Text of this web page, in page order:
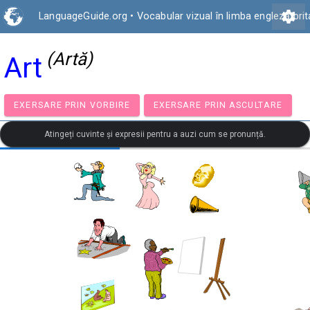
LanguageGuide.org • Vocabular vizual în limba engleză
settings
Art (Artă)
EXERSARE PRIN VORBIRE EXERSARE PRIN
Atingeți cuvinte și expresii pentru a auzi cum se pronunță.